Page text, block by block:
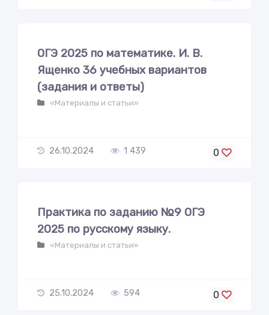
ОГЭ 2025 по математике. И. В.
Ященко 36 учебных вариантов
(задания и ответы)
«Материалы и статьи»
26.10.2024 1 439 0
Практика по заданию №9 ОГЭ
2025 по русскому языку.
«Материалы и статьи»
25.10.2024 594 0